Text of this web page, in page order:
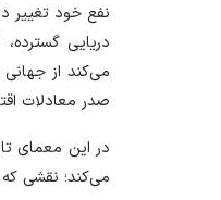
نفع خود تغییر
دریایی
می‌کند از جهانی
صدر معادلات
در این معمای
می‌کند؛ نقشی که